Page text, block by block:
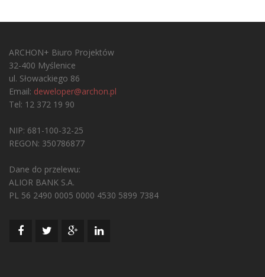
ARCHON+ Biuro Projektów
32-400 Myślenice
ul. Słowackiego 86
Email: deweloper@archon.pl
Tel: 12 372 19 90
NIP: 681-100-32-25
REGON: 350786877
Dane do przelewu:
ALIOR BANK S.A.
PL 56 2490 0005 0000 4530 5899 7384